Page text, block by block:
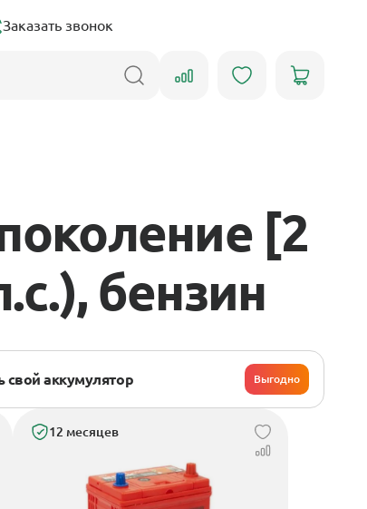
Заказать звонок
[2
бензин
свой аккумулятор Выгодно
12 месяцев